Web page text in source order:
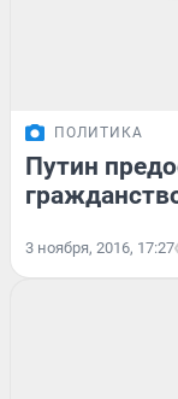
ПОЛИТИКА
Путин
3 ноября, 2016, 17:27